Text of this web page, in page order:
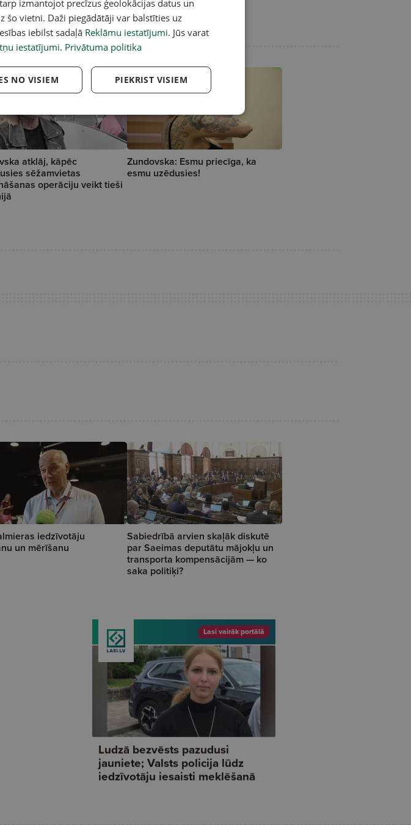
atklāj, kāpēc
sēžamvietas
operāciju veikt tieši
Zundovska: Esmu priecīga, ka
esmu uzēdusies!
iedzīvotāju
un mērīšanu
Sabiedrībā arvien skaļāk diskutē
par Saeimas deputātu mājokļu un
transporta kompensācijām — ko
saka politiķi?
izmantojot precīzus ģeolokācijas datus un
šo vietni. Daži piegādātāji var balstīties uz
iebilst sadaļā Reklāmu iestatījumi. Jūs varat
iestatījumi. Privātuma politika
PIEKRIST VISIEM
NO VISIEM